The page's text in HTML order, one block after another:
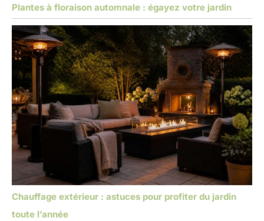
Plantes à floraison automnale : égayez votre jardin
Chauffage extérieur : astuces pour profiter du jardin
toute l’année